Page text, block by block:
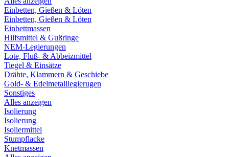
Einbetten, Gießen & Löten
Einbetten, Gießen & Löten
Einbettmassen
Hilfsmittel & Gußringe
NEM-Legierungen
Lote, Fluß- & Abbeizmittel
Tiegel & Einsätze
Drähte, Klammern & Geschiebe
Gold- & Edelmetalllegierugen
Sonstiges
Alles anzeigen
Isolierung
Isolierung
Isoliermittel
Stumpflacke
Knetmassen